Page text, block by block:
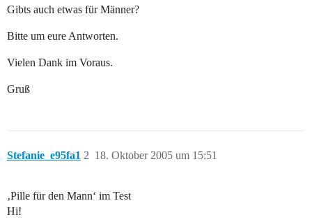
Gibts auch etwas für Männer?
Bitte um eure Antworten.
Vielen Dank im Voraus.
Gruß
Stefanie_e95fa1 18. Oktober 2005 um 15:51
2
‚Pille für den Mann‘ im Test
Hi!